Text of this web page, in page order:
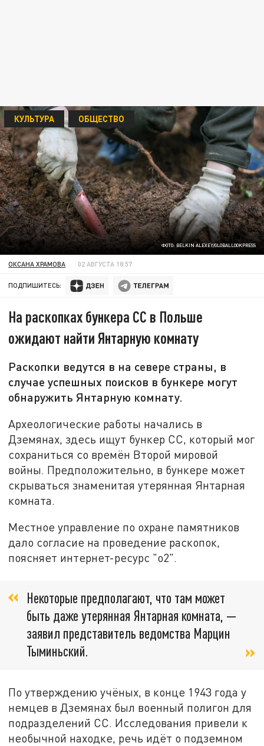
ФОТО: BELKIN ALEXEY/GLOBALLOOKPRESS
КУЛЬТУРА ОБЩЕСТВО
ОКСАНА ХРАМОВА 02 АВГУСТА 18:57
ПОДПИШИТЕСЬ:
На раскопках бункера СС в Польше
ожидают найти Янтарную комнату
Раскопки ведутся в на севере страны, в
случае успешных поисков в бункере могут
обнаружить Янтарную комнату.
Археологические работы начались в
Дземянах, здесь ищут бункер СС, который мог
сохраниться со времён Второй мировой
войны. Предположительно, в бункере может
скрываться знаменитая утерянная Янтарная
комната.
Местное управление по охране памятников
дало согласие на проведение раскопок,
поясняет интернет-ресурс "о2".
Некоторые предполагают, что там может
быть даже утерянная Янтарная комната, —
заявил представитель ведомства Марцин
Тыминьский.
По утверждению учёных, в конце 1943 года у
немцев в Дземянах был военный полигон для
подразделений СС. Исследования привели к
необычной находке, речь идёт о подземном